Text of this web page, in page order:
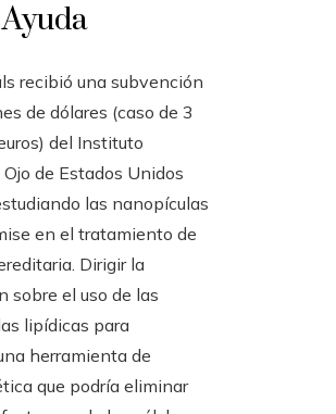
recibió una subvención
de dólares (caso de 3
del Instituto
de Estados Unidos
las nanopículas
en el tratamiento de
Dirigir la
sobre el uso de las
lipídicas para
herramienta de
que podría eliminar